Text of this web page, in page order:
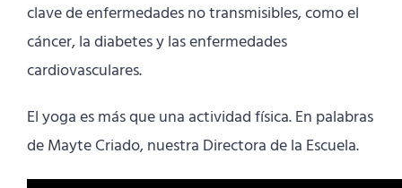
clave de enfermedades no transmisibles, como el
cáncer, la diabetes y las enfermedades
cardiovasculares.
El yoga es más que una actividad física. En palabras
de Mayte Criado, nuestra Directora de la Escuela.